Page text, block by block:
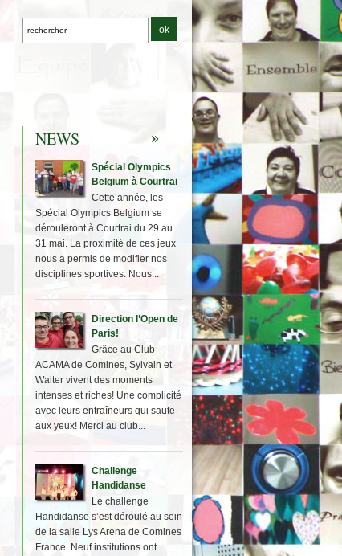
NEWS
Spécial Olympics
Belgium à Courtrai
Cette année, les
Spécial Olympics Belgium se
dérouleront à Courtrai du 29 au
31 mai. La proximité de ces jeux
nous a permis de modifier nos
disciplines sportives. Nous...
Direction l’Open de
Paris!
Grâce au Club
ACAMA de Comines, Sylvain et
Walter vivent des moments
intenses et riches! Une complicité
avec leurs entraîneurs qui saute
aux yeux! Merci au club...
Challenge
Handidanse
Le challenge
Handidanse s’est déroulé au sein
de la salle Lys Arena de Comines
France. Neuf institutions ont